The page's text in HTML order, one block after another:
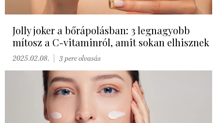
Jolly joker a bőrápolásban: 3 legnagyobb
mítosz a C-vitaminról, amit sokan elhisznek
2025.02.08. 3 perc olvasás